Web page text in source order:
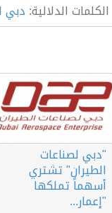
الكلمات الدلالية: دبي
"دبي لصناعات
الطيران" تشتري
أسهماً تملكها
"إعمار...